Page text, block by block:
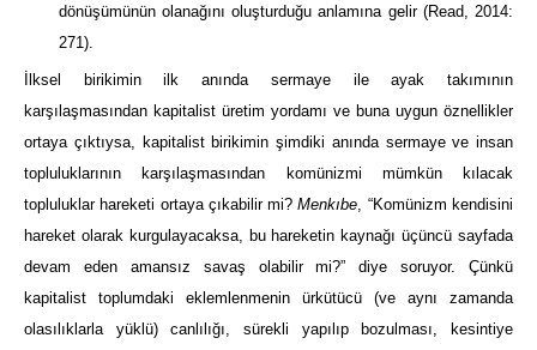
dönüşümünün olanağını oluşturduğu anlamına gelir (Read, 2014:
271).
İlksel birikimin ilk anında sermaye ile ayak takımının
karşılaşmasından kapitalist üretim yordamı ve buna uygun öznellikler
ortaya çıktıysa, kapitalist birikimin şimdiki anında sermaye ve insan
topluluklarının karşılaşmasından komünizmi mümkün kılacak
topluluklar hareketi ortaya çıkabilir mi?Menkıbe, “Komünizm kendisini
hareket olarak kurgulayacaksa, bu hareketin kaynağı üçüncü sayfada
devam eden amansız savaş olabilir mi?” diye soruyor. Çünkü
kapitalist toplumdaki eklemlenmenin ürkütücü (ve aynı zamanda
olasılıklarla yüklü) canlılığı, sürekli yapılıp bozulması, kesintiye